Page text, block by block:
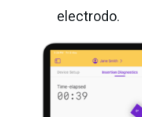
electrodo.